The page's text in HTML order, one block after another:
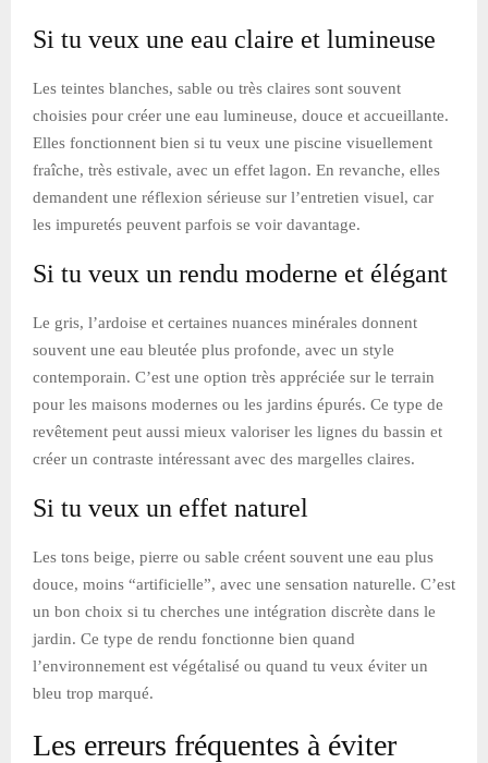
Si tu veux une eau claire et lumineuse
Les teintes blanches, sable ou très claires sont souvent
choisies pour créer une eau lumineuse, douce et accueillante.
Elles fonctionnent bien si tu veux une piscine visuellement
fraîche, très estivale, avec un effet lagon. En revanche, elles
demandent une réflexion sérieuse sur l’entretien visuel, car
les impuretés peuvent parfois se voir davantage.
Si tu veux un rendu moderne et élégant
Le gris, l’ardoise et certaines nuances minérales donnent
souvent une eau bleutée plus profonde, avec un style
contemporain. C’est une option très appréciée sur le terrain
pour les maisons modernes ou les jardins épurés. Ce type de
revêtement peut aussi mieux valoriser les lignes du bassin et
créer un contraste intéressant avec des margelles claires.
Si tu veux un effet naturel
Les tons beige, pierre ou sable créent souvent une eau plus
douce, moins “artificielle”, avec une sensation naturelle. C’est
un bon choix si tu cherches une intégration discrète dans le
jardin. Ce type de rendu fonctionne bien quand
l’environnement est végétalisé ou quand tu veux éviter un
bleu trop marqué.
Les erreurs fréquentes à éviter